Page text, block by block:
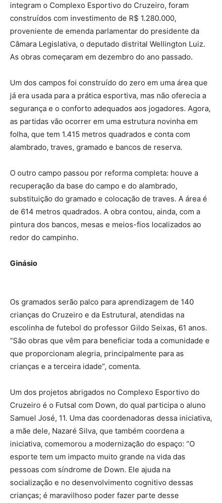
integram o Complexo Esportivo do Cruzeiro, foram
construídos com investimento de R$ 1.280.000,
proveniente de emenda parlamentar do presidente da
Câmara Legislativa, o deputado distrital Wellington Luiz.
As obras começaram em dezembro do ano passado.
Um dos campos foi construído do zero em uma área que
já era usada para a prática esportiva, mas não oferecia a
segurança e o conforto adequados aos jogadores. Agora,
as partidas vão ocorrer em uma estrutura novinha em
folha, que tem 1.415 metros quadrados e conta com
alambrado, traves, gramado e bancos de reserva.
O outro campo passou por reforma completa: houve a
recuperação da base do campo e do alambrado,
substituição do gramado e colocação de traves. A área é
de 614 metros quadrados. A obra contou, ainda, com a
pintura dos bancos, mesas e meios-fios localizados ao
redor do campinho.
Ginásio
Os gramados serão palco para aprendizagem de 140
crianças do Cruzeiro e da Estrutural, atendidas na
escolinha de futebol do professor Gildo Seixas, 61 anos.
“São obras que vêm para beneficiar toda a comunidade e
que proporcionam alegria, principalmente para as
crianças e a terceira idade”, comenta.
Um dos projetos abrigados no Complexo Esportivo do
Cruzeiro é o Futsal com Down, do qual participa o aluno
Samuel José, 11. Uma das coordenadoras dessa iniciativa,
a mãe dele, Nazaré Silva, que também coordena a
iniciativa, comemorou a modernização do espaço: “O
esporte tem um impacto muito grande na vida das
pessoas com síndrome de Down. Ele ajuda na
socialização e no desenvolvimento cognitivo dessas
crianças; é maravilhoso poder fazer parte desse